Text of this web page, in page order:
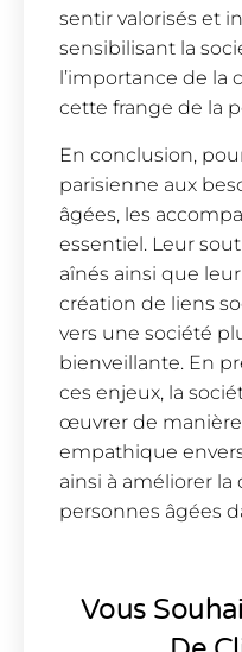
sentir valorisés et
sensibilisant la
l’importance de la
cette frange de la
En conclusion,
parisienne aux
âgées, les
essentiel. Leur
aînés ainsi que
création de liens
vers une société
bienveillante. En
ces enjeux, la
œuvrer de
empathique
ainsi à améliorer la
personnes âgées
Vous